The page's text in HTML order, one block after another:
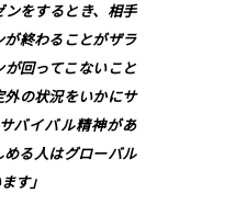
ンをするとき、相手
終わることがザラ
が回ってこないこと
外の状況をいかにサ
バイバル精神があ
める人はグローバル
す」